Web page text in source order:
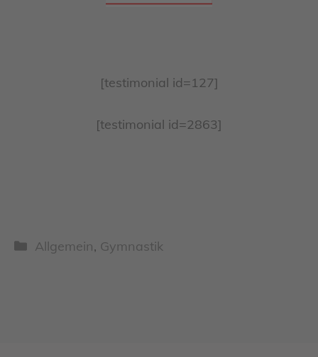
[testimonial id=127]
[testimonial id=2863]
Kategorien
Allgemein, Gymnastik